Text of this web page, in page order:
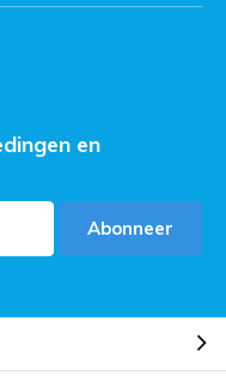
en
Abonneer